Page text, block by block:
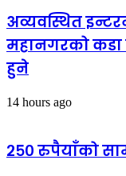
अव्यवस्थित
महानगरको
हुने
14 hours ago
२५० रुपैयाँको